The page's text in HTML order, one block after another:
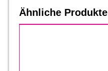
Ähnliche Produkte